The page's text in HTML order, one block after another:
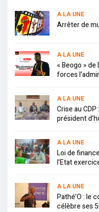
A LA UNE
Arrêter de
A LA UNE
« Beogo »
forces
A LA UNE
Crise au
président
A LA UNE
Loi de
l’Etat
A LA UNE
Pathé’O : le
célèbre ses